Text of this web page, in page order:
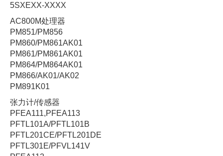
5SXEXX-XXXX
AC800M处理器
PM851/PM856
PM860/PM861AK01
PM861/PM861AK01
PM864/PM864AK01
PM866/AK01/AK02
PM891K01
张力计/传感器
PFEA111,PFEA113
PFTL101A/PFTL101B
PFTL201CE/PFTL201DE
PFTL301E/PFVL141V